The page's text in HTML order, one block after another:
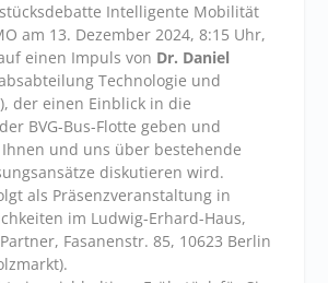
Intelligente Mobilität
am 13. Dezember 2024, 8:15 Uhr,
einen Impuls von Dr. Daniel
Technologie und
der einen Einblick in die
BVG-Bus-Flotte geben und
und uns über bestehende
diskutieren wird.
als Präsenzveranstaltung in
im Ludwig-Erhard-Haus,
Fasanenstr. 85, 10623 Berlin